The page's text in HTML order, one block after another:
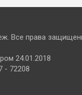
Все права
24.01.2018
- 72208